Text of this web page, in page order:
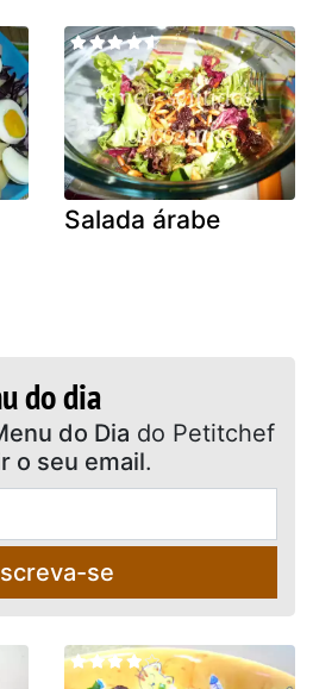
Salada árabe
do dia
do Dia do Petitchef
o seu email.
se